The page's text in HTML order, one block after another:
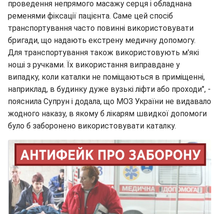
проведення непрямого масажу серця і обладнана
ременями фіксації пацієнта. Саме цей спосіб
транспортування часто повинні використовувати
бригади, що надають екстрену медичну допомогу.
Для транспортування також використовують м'які
ноші з ручками. Їх використання виправдане у
випадку, коли каталки не поміщаються в приміщенні,
наприклад, в будинку дуже вузькі ліфти або проходи", -
пояснила Супрун і додала, що МОЗ України не видавало
жодного наказу, в якому б лікарям швидкої допомоги
було б заборонено використовувати каталку.